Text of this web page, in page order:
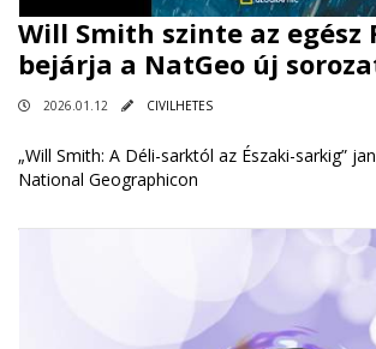
Will Smith szinte az egész
bejárja a NatGeo új
2026.01.12 CIVILHETES
„Will Smith: A Déli-sarktól az Északi-sarkig”
National Geographicon